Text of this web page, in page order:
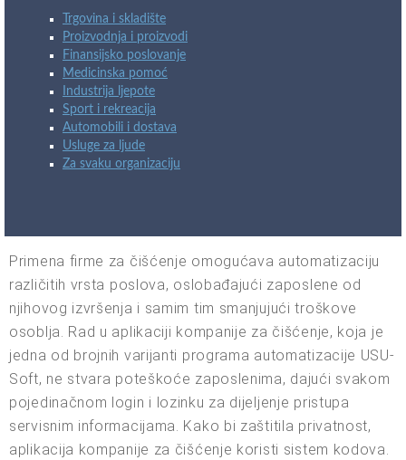
Trgovina i skladište
Proizvodnja i proizvodi
Finansijsko poslovanje
Medicinska pomoć
Industrija ljepote
Sport i rekreacija
Automobili i dostava
Usluge za ljude
Za svaku organizaciju
Primena firme za čišćenje omogućava automatizaciju
različitih vrsta poslova, oslobađajući zaposlene od
njihovog izvršenja i samim tim smanjujući troškove
osoblja. Rad u aplikaciji kompanije za čišćenje, koja je
jedna od brojnih varijanti programa automatizacije USU-
Soft, ne stvara poteškoće zaposlenima, dajući svakom
pojedinačnom login i lozinku za dijeljenje pristupa
servisnim informacijama. Kako bi zaštitila privatnost,
aplikacija kompanije za čišćenje koristi sistem kodova.